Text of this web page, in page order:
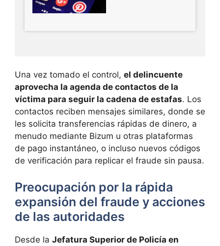
Una vez tomado el control, el delincuente
aprovecha la agenda de contactos de la
víctima para seguir la cadena de estafas. Los
contactos reciben mensajes similares, donde se
les solicita transferencias rápidas de dinero, a
menudo mediante Bizum u otras plataformas
de pago instantáneo, o incluso nuevos códigos
de verificación para replicar el fraude sin pausa.
Preocupación por la rápida
expansión del fraude y acciones
de las autoridades
Desde la Jefatura Superior de Policía en